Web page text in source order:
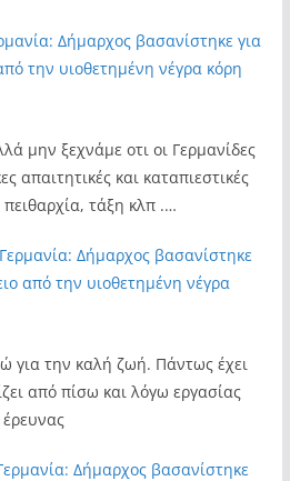
Δήμαρχος βασανίστηκε για
την υιοθετημένη νέγρα κόρη
μην ξεχνάμε οτι οι Γερμανίδες
απαιτητικές και καταπιεστικές
τάξη κλπ .…
Γερμανία: Δήμαρχος βασανίστηκε
από την υιοθετημένη νέγρα
για την καλή ζωή. Πάντως έχει
από πίσω και λόγω εργασίας
έρευνας
Δήμαρχος βασανίστηκε